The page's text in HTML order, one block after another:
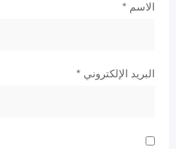
الاسم *
البريد الإلكتروني *